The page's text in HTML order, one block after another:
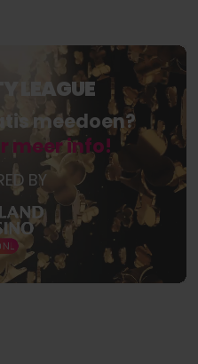
LEAGUE
meedoen?
meer info!
BY